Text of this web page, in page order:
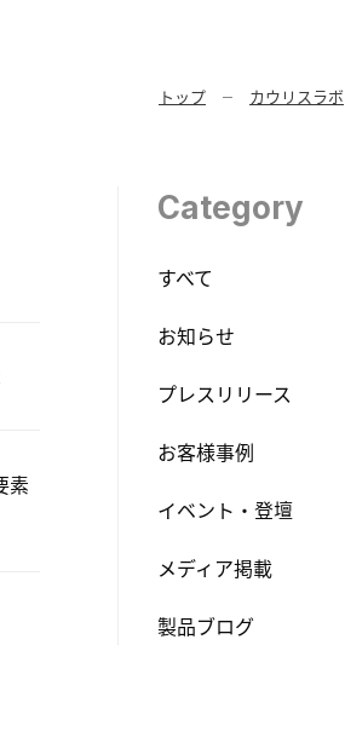
トップ カウリスラボ
素
Category
すべて
お知らせ
プレスリリース
お客様事例
イベント・登壇
メディア掲載
製品ブログ